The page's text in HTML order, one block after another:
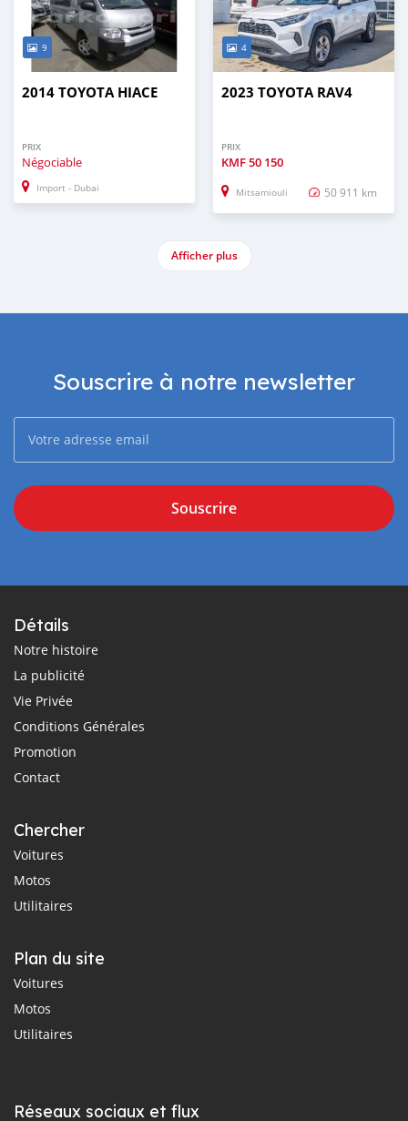
9
2014 TOYOTA HIACE
PRIX
Négociable
Import - Dubai
4
2023 TOYOTA RAV4
PRIX
KMF50 150
Mitsamiouli 50 911 km
Afficher plus
Souscrire à notre newsletter
Souscrire
Détails
Notre histoire
La publicité
Vie Privée
Conditions Générales
Promotion
Contact
Chercher
Voitures
Motos
Utilitaires
Plan du site
Voitures
Motos
Utilitaires
Réseaux sociaux et flux